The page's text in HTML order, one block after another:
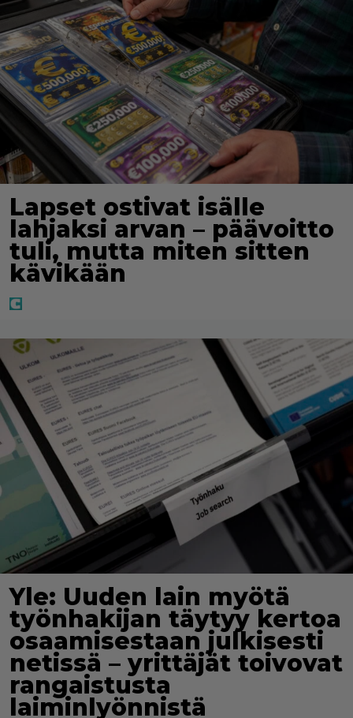
Lapset ostivat isälle
lahjaksi arvan – päävoitto
tuli, mutta miten sitten
kävikään
Yle: Uuden lain myötä
työnhakijan täytyy kertoa
osaamisestaan julkisesti
netissä – yrittäjät toivovat
rangaistusta
laiminlyönnistä